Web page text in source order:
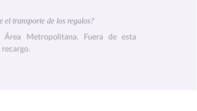
el transporte de los regalos?
Metropolitana. Fuera de esta